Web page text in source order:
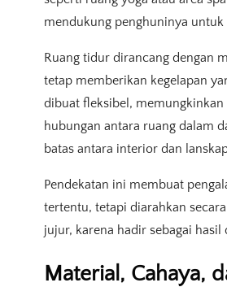
mendukung penghuninya
Ruang tidur dirancang dengan
tetap memberikan kegelapan
dibuat fleksibel,
hubungan antara ruang dalam
batas antara interior dan
Pendekatan ini membuat
tertentu, tetapi diarahkan
jujur, karena hadir sebagai
Material, Cahaya,